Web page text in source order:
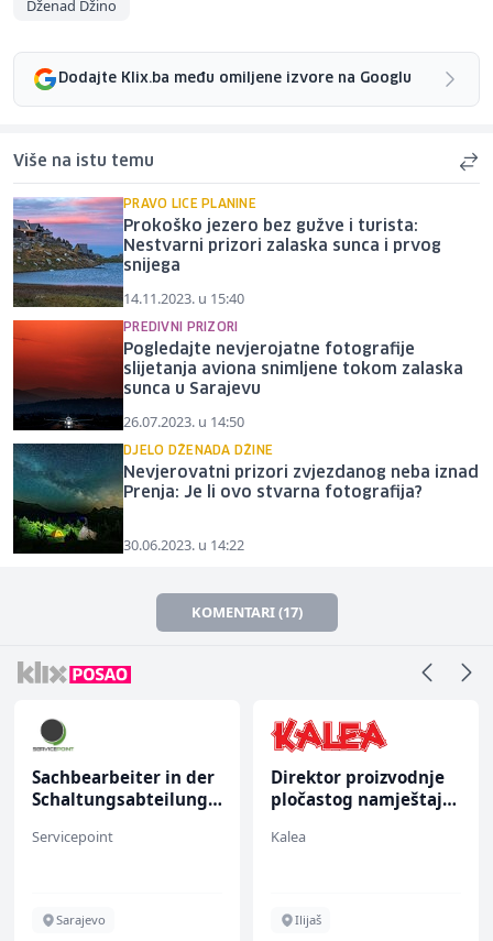
Dženad Džino
Dodajte Klix.ba među omiljene izvore na Googlu
Više na istu temu
PRAVO LICE PLANINE
Prokoško jezero bez gužve i turista:
Nestvarni prizori zalaska sunca i prvog
snijega
14.11.2023. u 15:40
PREDIVNI PRIZORI
Pogledajte nevjerojatne fotografije
slijetanja aviona snimljene tokom zalaska
sunca u Sarajevu
26.07.2023. u 14:50
DJELO DŽENADA DŽINE
Nevjerovatni prizori zvjezdanog neba iznad
Prenja: Je li ovo stvarna fotografija?
30.06.2023. u 14:22
KOMENTARI (17)
Sachbearbeiter in der
Schaltungsabteilung
Servicepoint
Sarajevo
Direktor proizvodnje
pločastog namještaja
Kalea
Ilijaš